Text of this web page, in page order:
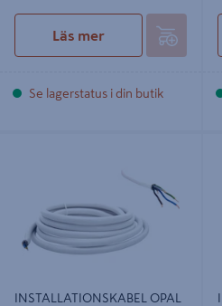
Läs mer
Se lagerstatus i din butik
INSTALLATIONSKABEL OPAL